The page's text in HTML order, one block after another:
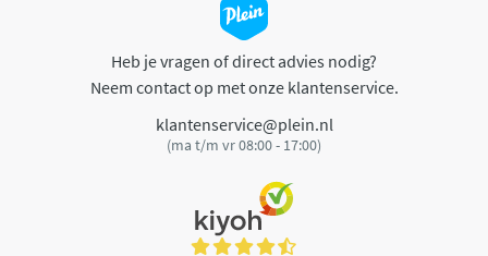
Heb je vragen of direct advies nodig?
Neem contact op met onze klantenservice.
klantenservice@plein.nl
(ma t/m vr 08:00 - 17:00)